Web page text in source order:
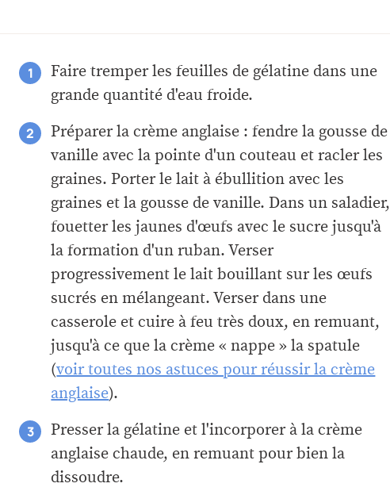
Faire tremper les feuilles de gélatine dans une
grande quantité d'eau froide.
Préparer la crème anglaise : fendre la gousse de
vanille avec la pointe d'un couteau et racler les
graines. Porter le lait à ébullition avec les
graines et la gousse de vanille. Dans un saladier,
fouetter les jaunes d'œufs avec le sucre jusqu'à
la formation d'un ruban. Verser
progressivement le lait bouillant sur les œufs
sucrés en mélangeant. Verser dans une
casserole et cuire à feu très doux, en remuant,
jusqu'à ce que la crème « nappe » la spatule
(voir toutes nos astuces pour réussir la crème
anglaise).
Presser la gélatine et l'incorporer à la crème
anglaise chaude, en remuant pour bien la
dissoudre.